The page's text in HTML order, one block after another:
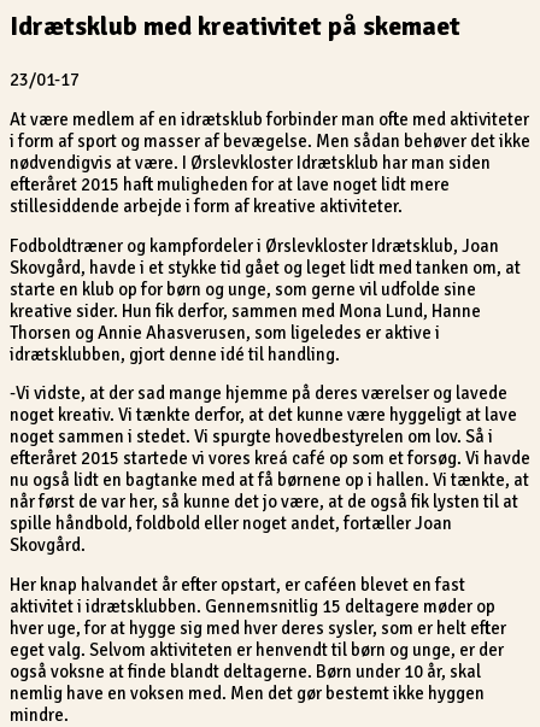
Idrætsklub med kreativitet på skemaet
23/01-17
At være medlem af en idrætsklub forbinder man ofte med aktiviteter
i form af sport og masser af bevægelse. Men sådan behøver det ikke
nødvendigvis at være. I Ørslevkloster Idrætsklub har man siden
efteråret 2015 haft muligheden for at lave noget lidt mere
stillesiddende arbejde i form af kreative aktiviteter.
Fodboldtræner og kampfordeler i Ørslevkloster Idrætsklub, Joan
Skovgård, havde i et stykke tid gået og leget lidt med tanken om, at
starte en klub op for børn og unge, som gerne vil udfolde sine
kreative sider. Hun fik derfor, sammen med Mona Lund, Hanne
Thorsen og Annie Ahasverusen, som ligeledes er aktive i
idrætsklubben, gjort denne idé til handling.
-Vi vidste, at der sad mange hjemme på deres værelser og lavede
noget kreativ. Vi tænkte derfor, at det kunne være hyggeligt at lave
noget sammen i stedet. Vi spurgte hovedbestyrelen om lov. Så i
efteråret 2015 startede vi vores kreá café op som et forsøg. Vi havde
nu også lidt en bagtanke med at få børnene op i hallen. Vi tænkte, at
når først de var her, så kunne det jo være, at de også fik lysten til at
spille håndbold, foldbold eller noget andet, fortæller Joan
Skovgård.
Her knap halvandet år efter opstart, er caféen blevet en fast
aktivitet i idrætsklubben. Gennemsnitlig 15 deltagere møder op
hver uge, for at hygge sig med hver deres sysler, som er helt efter
eget valg. Selvom aktiviteten er henvendt til børn og unge, er der
også voksne at finde blandt deltagerne. Børn under 10 år, skal
nemlig have en voksen med. Men det gør bestemt ikke hyggen
mindre.